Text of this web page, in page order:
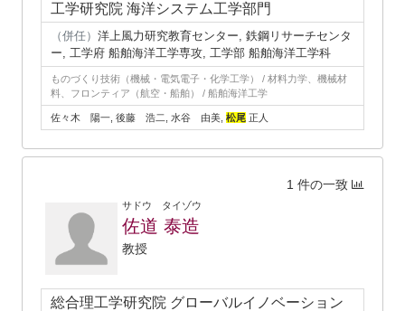
工学研究院 海洋システム工学部門
（併任） 洋上風力研究教育センター, 鉄鋼リサーチセンタ
ー, 工学府 船舶海洋工学専攻, 工学部 船舶海洋工学科
ものづくり技術（機械・電気電子・化学工学） / 材料力学、機械材
料、フロンティア（航空・船舶） / 船舶海洋工学
佐々木 陽一, 後藤 浩二, 水谷 由美, 松尾 正人
1 件の一致
サドウ タイゾウ
佐道 泰造
教授
総合理工学研究院 グローバルイノベーション